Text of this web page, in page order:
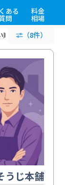
ある
問
料金
相場
評価が高い順
（8件）
うじ本舗